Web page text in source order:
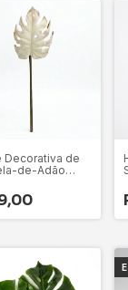
Decorativa de
de-Adão